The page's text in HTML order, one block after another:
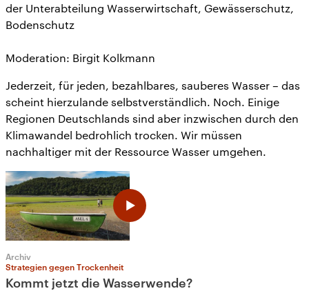
der Unterabteilung Wasserwirtschaft, Gewässerschutz,
Bodenschutz
Moderation: Birgit Kolkmann
Jederzeit, für jeden, bezahlbares, sauberes Wasser – das
scheint hierzulande selbstverständlich. Noch. Einige
Regionen Deutschlands sind aber inzwischen durch den
Klimawandel bedrohlich trocken. Wir müssen
nachhaltiger mit der Ressource Wasser umgehen.
Archiv
Strategien gegen Trockenheit
Kommt jetzt die Wasserwende?